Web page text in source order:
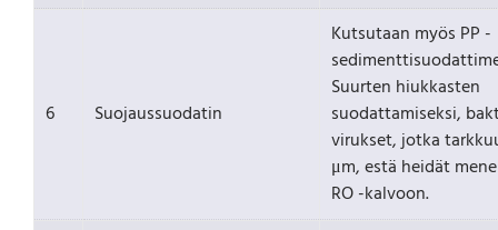
6 Suojaussuodatin
Kutsutaan myös PP -
Suurten hiukkasten
suodattamiseksi,
virukset, jotka
μm, estä heidät
RO -kalvoon.